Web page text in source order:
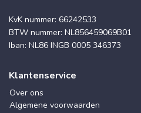
KvK nummer: 66242533
BTW nummer: NL856459069B01
Iban: NL86 INGB 0005 346373
Klantenservice
Over ons
Algemene voorwaarden